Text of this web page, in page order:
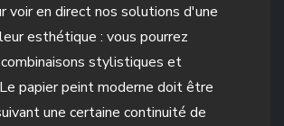
voir en direct nos solutions d'une
esthétique : vous pourrez
stylistiques et
papier peint moderne doit être
une certaine continuité de